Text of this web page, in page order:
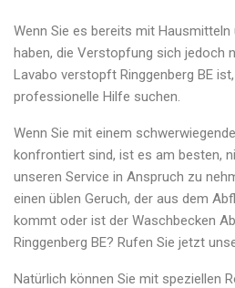
Wenn Sie es bereits mit
haben, die Verstopfung sich jedoch
Lavabo verstopft Ringgenberg BE
professionelle Hilfe suchen.
Wenn Sie mit einem
konfrontiert sind, ist es am besten,
unseren Service in Anspruch zu
einen üblen Geruch, der aus dem
kommt oder ist der Waschbecken
Ringgenberg BE? Rufen Sie jetzt
Natürlich können Sie mit speziellen